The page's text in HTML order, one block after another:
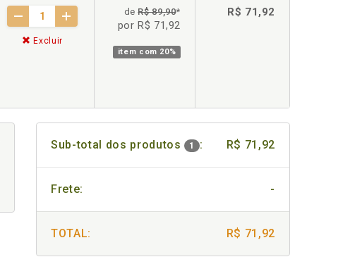
Excluir
deR$ 89,90*
por R$ 71,92
item com 20%
R$ 71,92
Sub-total dos produtos 1 : R$ 71,92
Frete: -
TOTAL: R$ 71,92